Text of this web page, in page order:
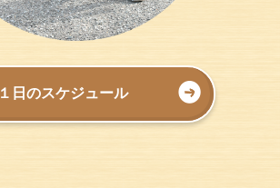
１日のスケジュール